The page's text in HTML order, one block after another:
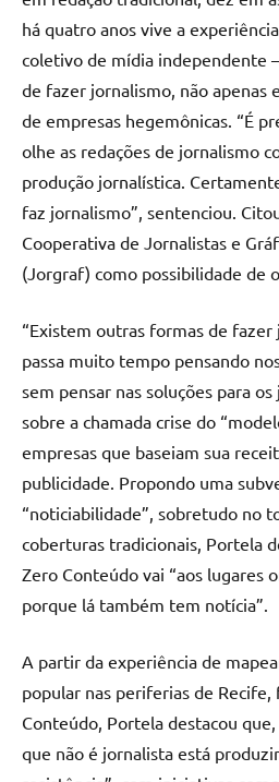
há quatro anos vive a
coletivo de mídia independente
de fazer jornalismo, não apenas
de empresas hegemônicas. “É
olhe as redações de jornalismo
produção jornalística.
faz jornalismo”, sentenciou.
Cooperativa de Jornalistas e
(Jorgraf) como possibilidade de
“Existem outras formas de
passa muito tempo pensando
sem pensar nas soluções para
sobre a chamada crise do
empresas que baseiam sua
publicidade. Propondo uma
“noticiabilidade”, sobretudo no
coberturas tradicionais, Portela
Zero Conteúdo vai “aos lugares
porque lá também tem notícia”.
A partir da experiência de
popular nas periferias de
Conteúdo, Portela destacou
que não é jornalista está